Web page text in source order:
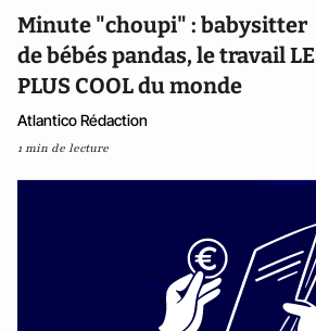
Minute "choupi" : babysitter
de bébés pandas, le travail LE
PLUS COOL du monde
Atlantico Rédaction
1 min de lecture